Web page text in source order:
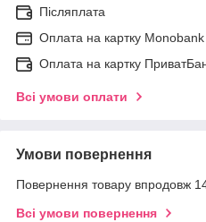
Післяплата
Оплата на картку Мonobank
Оплата на картку
Всі умови оплати
Умови повернення
Повернення товару впродовж
Всі умови повернення